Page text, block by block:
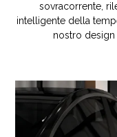
sovracorrente,
intelligente della
nostro design